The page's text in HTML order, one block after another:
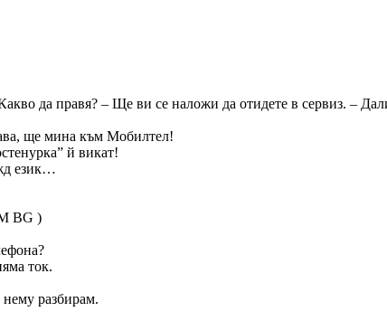
да правя? – Ще ви се наложи да отидете в сервиз. –
ще мина към Мобилтел!
й викат!
език…
BG )
ток.
разбирам.